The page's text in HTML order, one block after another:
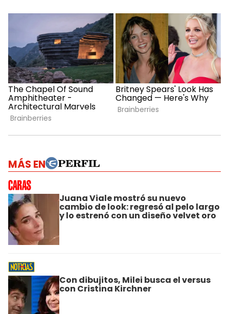
MÁS EN
Juana Viale mostró su nuevo
cambio de look: regresó al pelo largo
y lo estrenó con un diseño velvet oro
Con dibujitos, Milei busca el versus
con Cristina Kirchner